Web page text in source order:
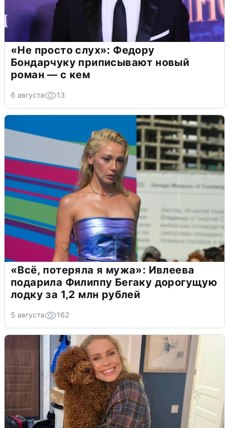
«Не просто слух»: Федору
Бондарчуку приписывают новый
роман — с кем
6 августа 13
«Всё, потеряла я мужа»: Ивлеева
подарила Филиппу Бегаку дорогущую
лодку за 1,2 млн рублей
5 августа 162